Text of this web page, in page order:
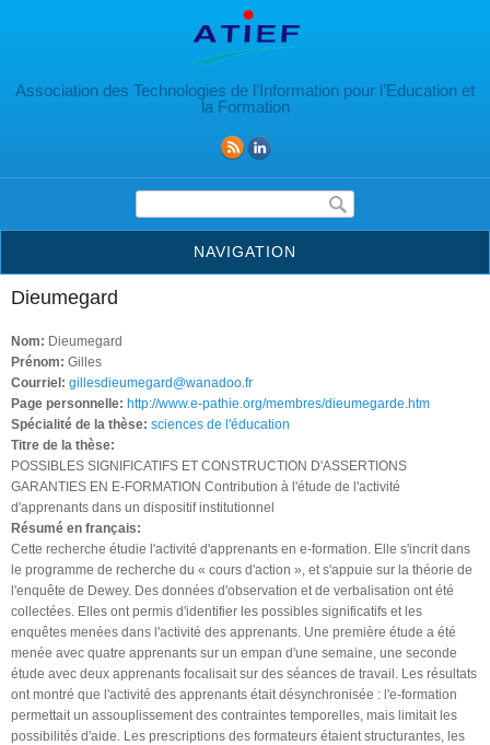
Association des Technologies de l’Information pour l’Education et
la Formation
Formulaire de recherche
NAVIGATION
Dieumegard
Nom: Dieumegard
Prénom: Gilles
Courriel: gillesdieumegard@wanadoo.fr
Page personnelle: http://www.e-pathie.org/membres/dieumegarde.htm
Spécialité de la thèse: sciences de l'éducation
Titre de la thèse:
POSSIBLES SIGNIFICATIFS ET CONSTRUCTION D'ASSERTIONS
GARANTIES EN E-FORMATION Contribution à l'étude de l'activité
d'apprenants dans un dispositif institutionnel
Résumé en français:
Cette recherche étudie l'activité d'apprenants en e-formation. Elle s'incrit dans
le programme de recherche du « cours d'action », et s'appuie sur la théorie de
l'enquête de Dewey. Des données d'observation et de verbalisation ont été
collectées. Elles ont permis d'identifier les possibles significatifs et les
enquêtes menées dans l'activité des apprenants. Une première étude a été
menée avec quatre apprenants sur un empan d'une semaine, une seconde
étude avec deux apprenants focalisait sur des séances de travail. Les résultats
ont montré que l'activité des apprenants était désynchronisée : l'e-formation
permettait un assouplissement des contraintes temporelles, mais limitait les
possibilités d'aide. Les prescriptions des formateurs étaient structurantes, les